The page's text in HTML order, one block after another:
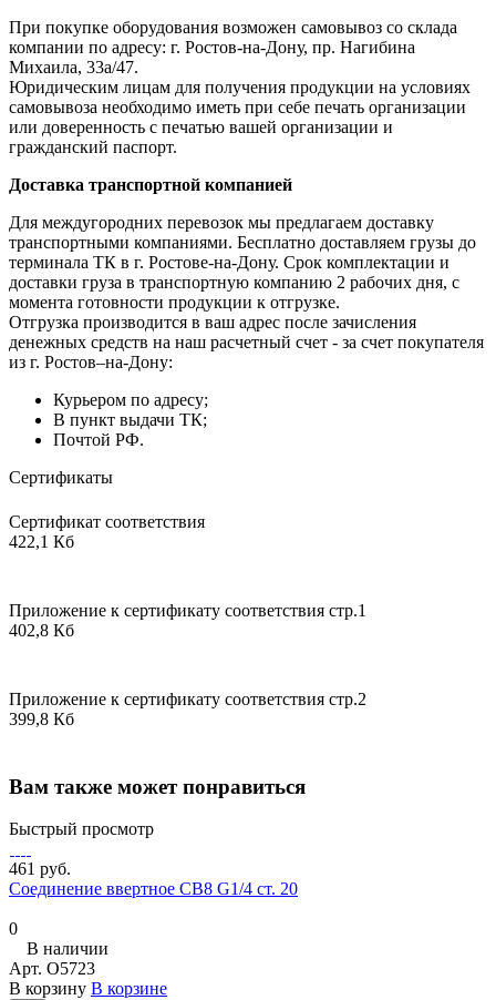
При покупке оборудования возможен самовывоз со склада
компании по адресу: г. Ростов-на-Дону, пр. Нагибина
Михаила, 33а/47.
Юридическим лицам для получения продукции на условиях
самовывоза необходимо иметь при себе печать организации
или доверенность с печатью вашей организации и
гражданский паспорт.
Доставка транспортной компанией
Для междугородних перевозок мы предлагаем доставку
транспортными компаниями. Бесплатно доставляем грузы до
терминала ТК в г. Ростове-на-Дону. Срок комплектации и
доставки груза в транспортную компанию 2 рабочих дня, с
момента готовности продукции к отгрузке.
Отгрузка производится в ваш адрес после зачисления
денежных средств на наш расчетный счет - за счет покупателя
из г. Ростов–на-Дону:
Курьером по адресу;
В пункт выдачи ТК;
Почтой РФ.
Сертификаты
Сертификат соответствия
422,1 Кб
Приложение к сертификату соответствия стр.1
402,8 Кб
Приложение к сертификату соответствия стр.2
399,8 Кб
Вам также может понравиться
Быстрый просмотр
461 руб.
Соединение ввертное СВ8 G1/4 ст. 20
0
В наличии
Арт. O5723
В корзину В корзине